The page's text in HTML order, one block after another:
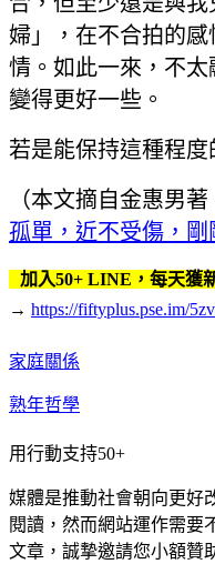
婦」，在不合拍的
情。如此一來，不太
變得更好一些。
若是能保持這種程度
（本文摘自金惠男著
孤單，近不受傷，剛
加入50+ LINE，每天獲
→ https://fiftyplus.pse.im/
家庭關係
熟年哲學
用行動支持50+
媒體是推動社會朝向更好
閱讀，然而網站運作需要
文章，誠摯邀請您小額贊